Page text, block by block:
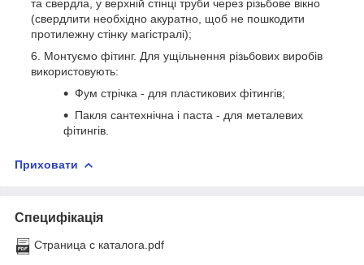
та свердла, у верхній стінці труби через різьбове вікно
(свердлити необхідно акуратно, щоб не пошкодити
протилежну стінку магістралі);
Монтуємо фітинг. Для ущільнення різьбових виробів
використовують:
Фум стрічка - для пластикових фітингів;
Пакля сантехнічна і паста - для металевих
фітингів.
Приховати
Специфікація
Страница с каталога.pdf